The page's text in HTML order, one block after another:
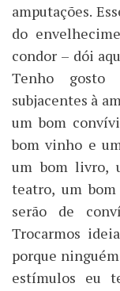
amputações.
do
condor – dói
Tenho gosto
subjacentes à
um bom
bom vinho e
um bom livro,
teatro, um
serão de
Trocarmos
porque
estímulos eu